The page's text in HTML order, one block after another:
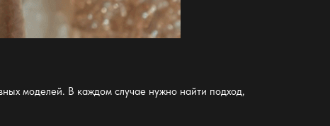
моделей. В каждом случае нужно найти подход,